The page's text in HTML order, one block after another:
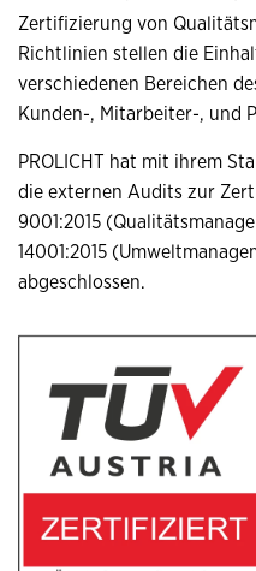
Zertifizierung von
Richtlinien stellen die
verschiedenen Bereichen
Kunden-, Mitarbeiter-, und
PROLICHT hat mit ihrem
die externen Audits zur
9001:2015
14001:2015
abgeschlossen.